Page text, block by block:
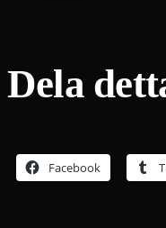
Dela
Facebook